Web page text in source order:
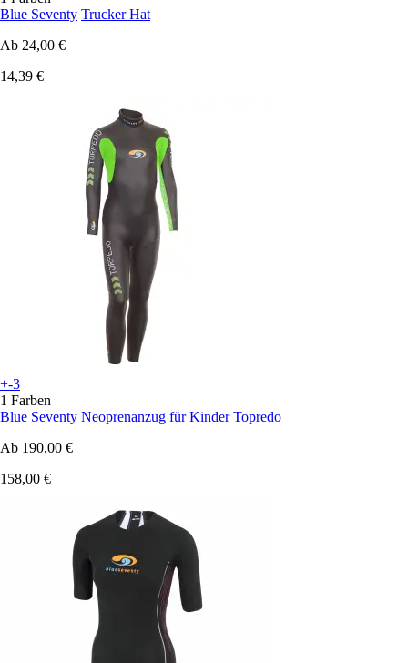
Blue Seventy Trucker Hat
Ab 24,00 €
14,39 €
+-3
1 Farben
Blue Seventy Neoprenanzug für Kinder Topredo
Ab 190,00 €
158,00 €